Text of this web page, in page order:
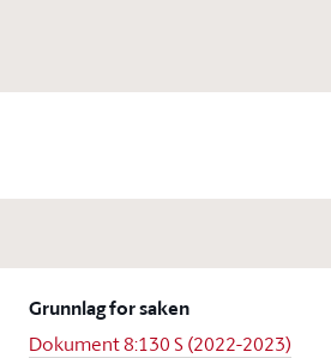
Grunnlag for saken
Dokument 8:130 S (2022-2023)